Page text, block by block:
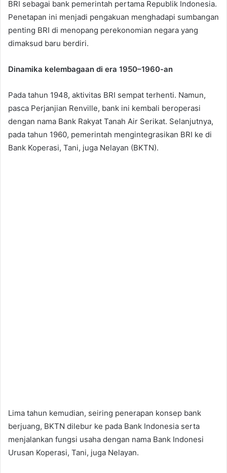
BRI sebagai bank pemerintah pertama Republik Indonesia.
Penetapan ini menjadi pengakuan menghadapi sumbangan
penting BRI di menopang perekonomian negara yang
dimaksud baru berdiri.
Dinamika kelembagaan di era 1950–1960-an
Pada tahun 1948, aktivitas BRI sempat terhenti. Namun,
pasca Perjanjian Renville, bank ini kembali beroperasi
dengan nama Bank Rakyat Tanah Air Serikat. Selanjutnya,
pada tahun 1960, pemerintah mengintegrasikan BRI ke di
Bank Koperasi, Tani, juga Nelayan (BKTN).
Lima tahun kemudian, seiring penerapan konsep bank
berjuang, BKTN dilebur ke pada Bank Indonesia serta
menjalankan fungsi usaha dengan nama Bank Indonesi
Urusan Koperasi, Tani, juga Nelayan.